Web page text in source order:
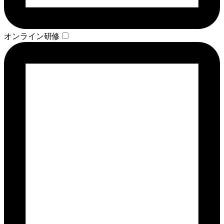
オンライン研修